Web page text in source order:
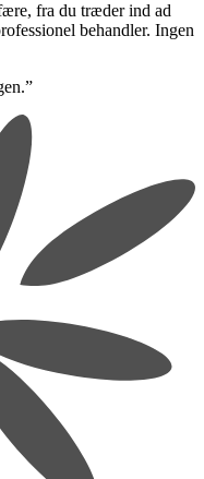
fra du træder ind ad
behandler. Ingen